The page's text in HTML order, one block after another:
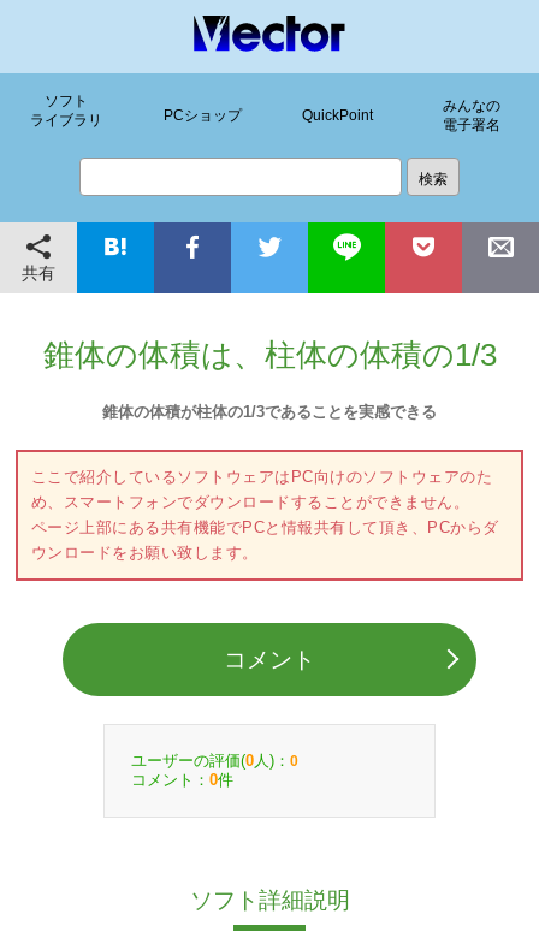
ソフト
ライブラリ
PCショップ QuickPoint
みんなの
電子署名
共有
錐体の体積は、柱体の体積の1/3
錐体の体積が柱体の1/3であることを実感できる
ここで紹介しているソフトウェアはPC向けのソフトウェアのた
め、スマートフォンでダウンロードすることができません。
ページ上部にある共有機能でPCと情報共有して頂き、PCからダ
ウンロードをお願い致します。
コメント
ユーザーの評価(0 人)： 0
コメント： 0件
ソフト詳細説明